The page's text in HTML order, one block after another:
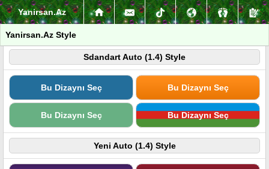
Yanirsan.Az
Yanirsan.Az Style
Sdandart Auto (1.4) Style
Bu Dizaynı Seç Bu Dizaynı Seç
Bu Dizaynı Seç Bu Dizaynı Seç
Yeni Auto (1.4) Style